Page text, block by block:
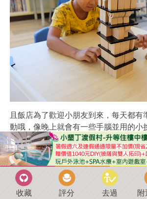
且飯店為了歡迎小朋友到來，每天都有
動哦，像晚上就會有一些手腦並用的小
能領小獎品呢。
收藏 評分 去過